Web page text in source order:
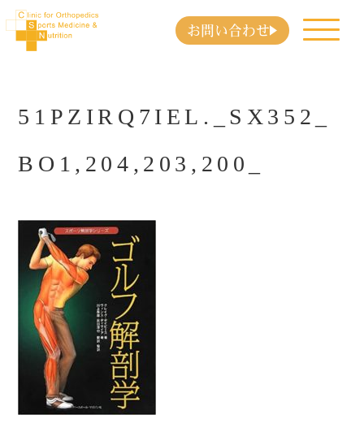
お問い合わせ
51PZIRQ7IEL._SX352_
BO1,204,203,200_